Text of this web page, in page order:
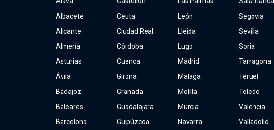
Albacete
Alicante
Almería
Asturias
Ávila
Badajoz
Baleares
Barcelona
Ceuta
Ciudad Real
Córdoba
Cuenca
Girona
Granada
Guadalajara
Guipúzcoa
León
Lleida
Lugo
Madrid
Málaga
Melilla
Murcia
Navarra
Segovia
Sevilla
Soria
Tarragona
Teruel
Toledo
Valencia
Valladolid